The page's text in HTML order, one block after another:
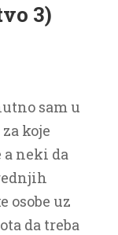
3)
sam u
koje
neki da
osobe uz
da treba